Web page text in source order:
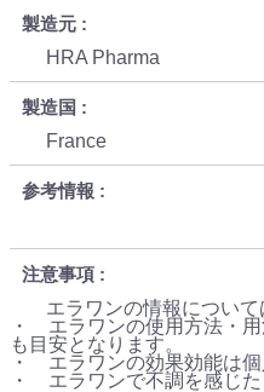
製造元
HRA Pharma
製造国
France
参考情報
注意事項
エラワンの情報について
・ エラワンの使用方法・
も目安となります。
・ エラワンの効果効能は個
・ エラワンで不調を感じ